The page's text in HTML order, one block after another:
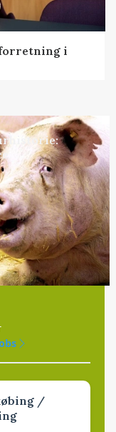
forretning i
/